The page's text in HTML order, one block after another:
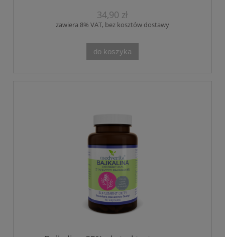
34,90 zł
zawiera 8% VAT, bez kosztów dostawy
do koszyka